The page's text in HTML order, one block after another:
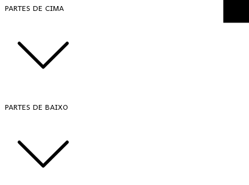
PARTES DE CIMA
PARTES DE BAIXO